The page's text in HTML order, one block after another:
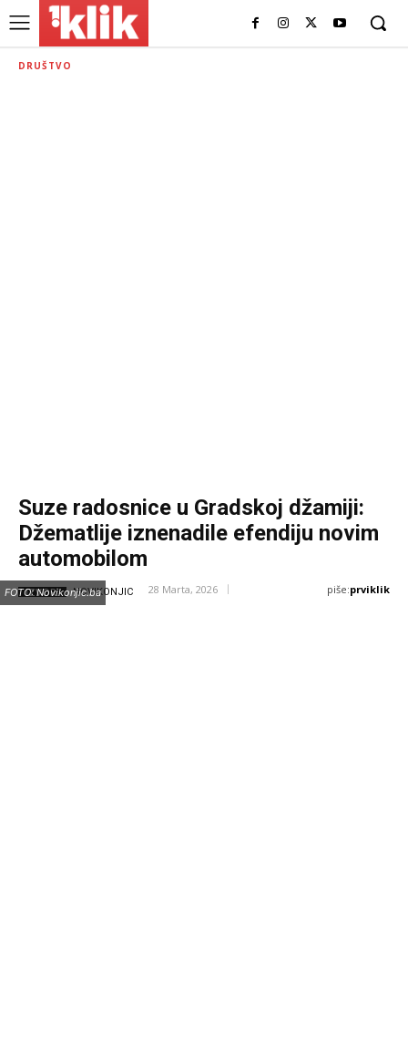
DRUŠTVO
Suze radosnice u Gradskoj džamiji:
Džematlije iznenadile efendiju novim
automobilom
IZVOR: NOVIKONJIC 28 Marta, 2026 piše:prviklik
FOTO: Novikonjic.ba